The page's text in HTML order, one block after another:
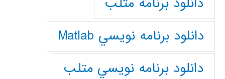
دانلود برنامه نويسي Matlab
دانلود برنامه نويسي متلب